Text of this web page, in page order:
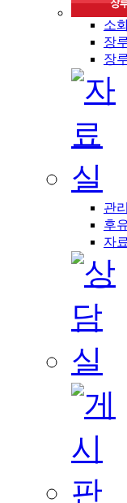
소
장
장
관
후
자